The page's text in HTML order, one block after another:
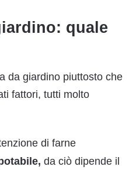
quale
da giardino piuttosto che
fattori, tutti molto
di farne
da ciò dipende il